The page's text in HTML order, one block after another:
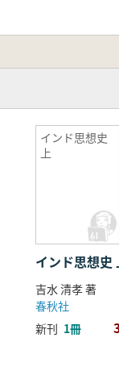
インド思想史
上
インド思想史
吉水 清孝 著
春秋社
新刊 1冊